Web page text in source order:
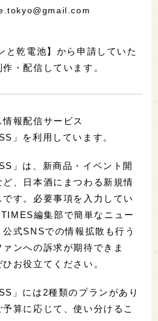
乾電池】から申請していた
・配信しています。
報配信サービス
」を利用しています。
」は、新商品・イベント開
、日本酒にまつわる新規情
す。必要事項を入力してい
編集部で簡単なニュー
式SNSでの情報拡散も行う
ンへの訴求が期待できま
お役立てください。
」には2種類のプランがあり
算に応じて、使い分けるこ